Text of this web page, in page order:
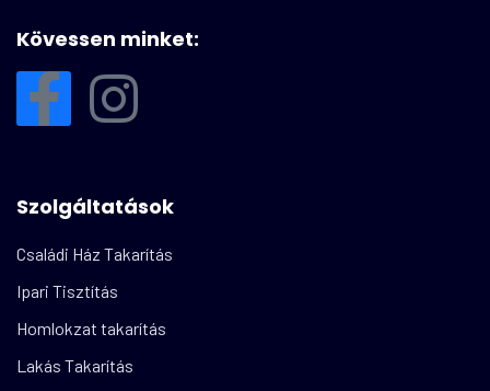
Kövessen minket:
Szolgáltatások
Családi Ház Takarítás
Ipari Tisztítás
Homlokzat takarítás
Lakás Takarítás